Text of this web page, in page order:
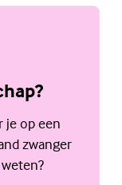
je op een
zwanger